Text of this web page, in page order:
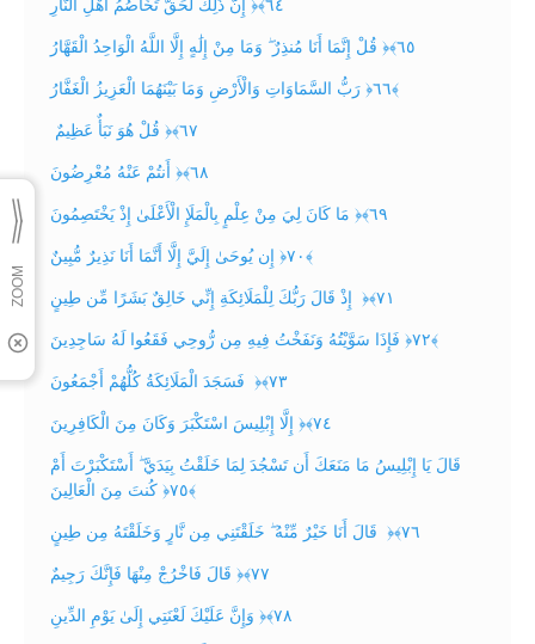
إِنَّ ذَٰلِكَ لَحَقٌّ تَخَاصُمُ أَهْلِ النَّارِ ‎﴿٦٤﴾‏
قُلْ إِنَّمَا أَنَا مُنذِرٌ ۖ وَمَا مِنْ إِلَٰهٍ إِلَّا اللَّهُ الْوَاحِدُ الْقَهَّارُ ‎﴿٦٥﴾‏
رَبُّ السَّمَاوَاتِ وَالْأَرْضِ وَمَا بَيْنَهُمَا الْعَزِيزُ الْغَفَّارُ ‎﴿٦٦﴾
قُلْ هُوَ نَبَأٌ عَظِيمٌ ‎﴿٦٧﴾‏
أَنتُمْ عَنْهُ مُعْرِضُونَ ‎﴿٦٨﴾‏
مَا كَانَ لِيَ مِنْ عِلْمٍ بِالْمَلَإِ الْأَعْلَىٰ إِذْ يَخْتَصِمُونَ ‎﴿٦٩﴾‏
إِن يُوحَىٰ إِلَيَّ إِلَّا أَنَّمَا أَنَا نَذِيرٌ مُّبِينٌ ‎﴿٧٠﴾
‏ إِذْ قَالَ رَبُّكَ لِلْمَلَائِكَةِ إِنِّي خَالِقٌ بَشَرًا مِّن طِينٍ ‎﴿٧١﴾‏
فَإِذَا سَوَّيْتُهُ وَنَفَخْتُ فِيهِ مِن رُّوحِي فَقَعُوا لَهُ سَاجِدِينَ ‎﴿٧٢﴾
‏ فَسَجَدَ الْمَلَائِكَةُ كُلُّهُمْ أَجْمَعُونَ ‎﴿٧٣﴾‏
إِلَّا إِبْلِيسَ اسْتَكْبَرَ وَكَانَ مِنَ الْكَافِرِينَ ‎﴿٧٤﴾‏
قَالَ يَا إِبْلِيسُ مَا مَنَعَكَ أَن تَسْجُدَ لِمَا خَلَقْتُ بِيَدَيَّ ۖ أَسْتَكْبَرْتَ أَمْ
كُنتَ مِنَ الْعَالِينَ ‎﴿٧٥﴾
‏ قَالَ أَنَا خَيْرٌ مِّنْهُ ۖ خَلَقْتَنِي مِن نَّارٍ وَخَلَقْتَهُ مِن طِينٍ ‎﴿٧٦﴾‏
قَالَ فَاخْرُجْ مِنْهَا فَإِنَّكَ رَجِيمٌ ‎﴿٧٧﴾‏
وَإِنَّ عَلَيْكَ لَعْنَتِي إِلَىٰ يَوْمِ الدِّينِ ‎﴿٧٨﴾‏